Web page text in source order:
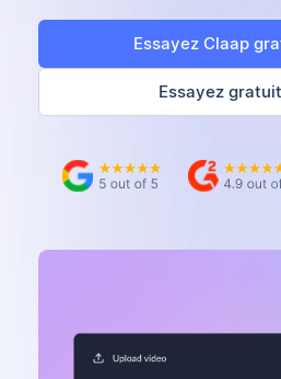
Essayez Claap
Essayez